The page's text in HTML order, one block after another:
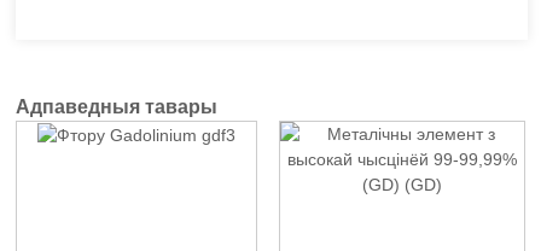
Адпаведныя тавары